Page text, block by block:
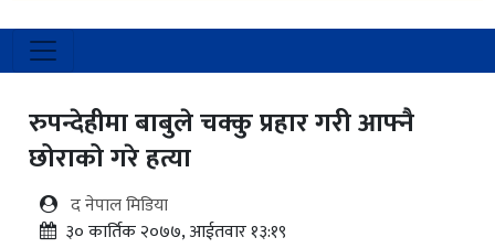
रुपन्देहीमा बाबुले चक्कु प्रहार गरी आफ्नै
छोराको गरे हत्या
द नेपाल मिडिया
३० कार्तिक २०७७, आईतवार १३:१९